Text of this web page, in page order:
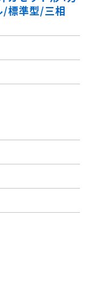
/標準型/三相